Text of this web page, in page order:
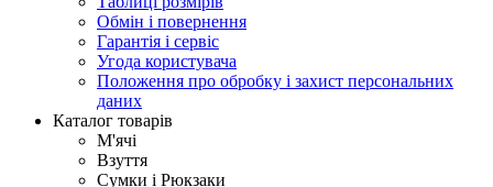
Обмін і повернення
Гарантія і сервіс
Угода користувача
Положення про обробку і захист персональних
даних
Каталог товарів
М'ячі
Взуття
Сумки і Рюкзаки